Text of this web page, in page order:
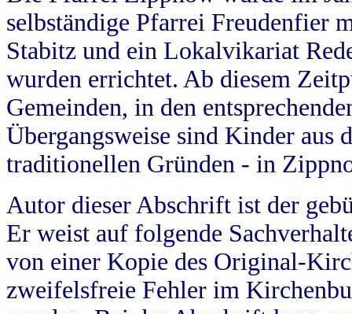
selbständige Pfarrei Freudenfier
Stabitz und ein Lokalvikariat
wurden errichtet. Ab diesem
Gemeinden, in den
Übergangsweise sind Kinder aus
traditionellen Gründen - in
Autor dieser Abschrift ist der
Er weist auf folgende
von einer Kopie des Original-
zweifelsfreie Fehler im